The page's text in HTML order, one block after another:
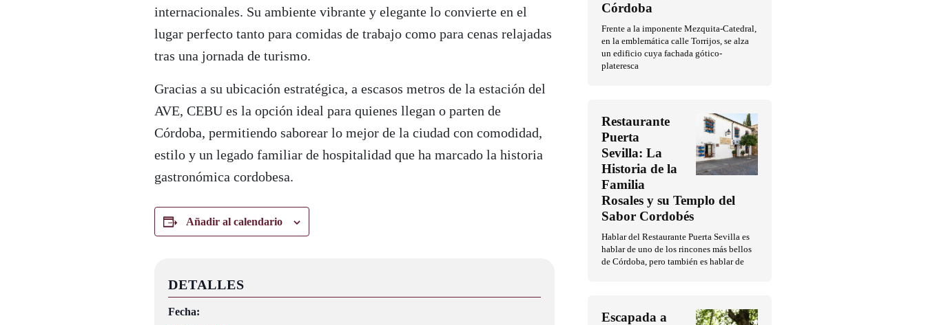
internacionales. Su ambiente vibrante y elegante lo convierte en el
lugar perfecto tanto para comidas de trabajo como para cenas relajadas
tras una jornada de turismo.
Gracias a su ubicación estratégica, a escasos metros de la estación del
AVE, CEBU es la opción ideal para quienes llegan o parten de
Córdoba, permitiendo saborear lo mejor de la ciudad con comodidad,
estilo y un legado familiar de hospitalidad que ha marcado la historia
gastronómica cordobesa.
Añadir al calendario
DETALLES
Fecha:
Córdoba
Frente a la imponente Mezquita-Catedral,
en la emblemática calle Torrijos, se alza
un edificio cuya fachada gótico-
plateresca
Restaurante
Puerta
Sevilla: La
Historia de la
Familia
Rosales y su Templo del
Sabor Cordobés
Hablar del Restaurante Puerta Sevilla es
hablar de uno de los rincones más bellos
de Córdoba, pero también es hablar de
Escapada a